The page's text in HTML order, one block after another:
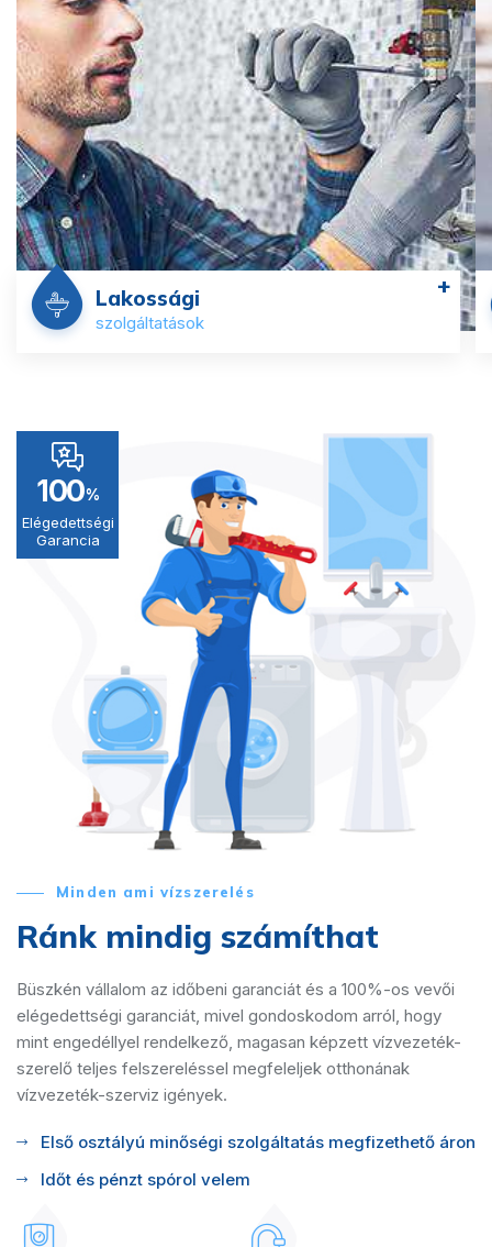
Lakossági
szolgáltatások
+
100%
Elégedettségi
Garancia
Minden ami vízszerelés
Ránk mindig számíthat
Büszkén vállalom az időbeni garanciát és a 100%-os vevői
elégedettségi garanciát, mivel gondoskodom arról, hogy
mint engedéllyel rendelkező, magasan képzett vízvezeték-
szerelő teljes felszereléssel megfeleljek otthonának
vízvezeték-szerviz igények.
Első osztályú minőségi szolgáltatás megfizethető áron
Időt és pénzt spórol velem